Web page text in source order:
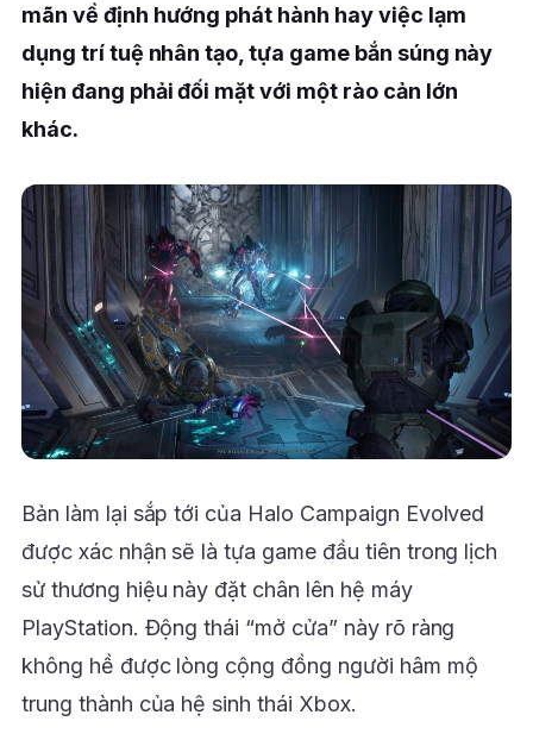
mãn về định hướng phát hành hay việc lạm
dụng trí tuệ nhân tạo, tựa game bắn súng này
hiện đang phải đối mặt với một rào cản lớn
khác.
Bản làm lại sắp tới của Halo Campaign Evolved
được xác nhận sẽ là tựa game đầu tiên trong lịch
sử thương hiệu này đặt chân lên hệ máy
PlayStation. Động thái “mở cửa” này rõ ràng
không hề được lòng cộng đồng người hâm mộ
trung thành của hệ sinh thái Xbox.